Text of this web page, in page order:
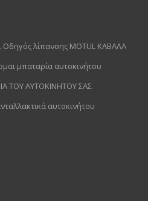
Οδηγός λίπανσης MOTUL ΚΑΒΑΛΑ
μπαταρία αυτοκινήτου
ΤΟΥ ΑΥΤΟΚΙΝΗΤΟΥ ΣΑΣ
αυτοκινήτου